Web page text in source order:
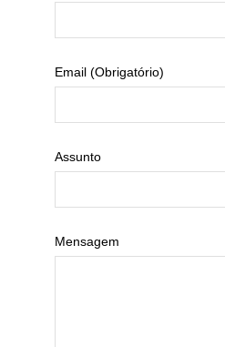
Email (obrigatório)
Assunto
Mensagem